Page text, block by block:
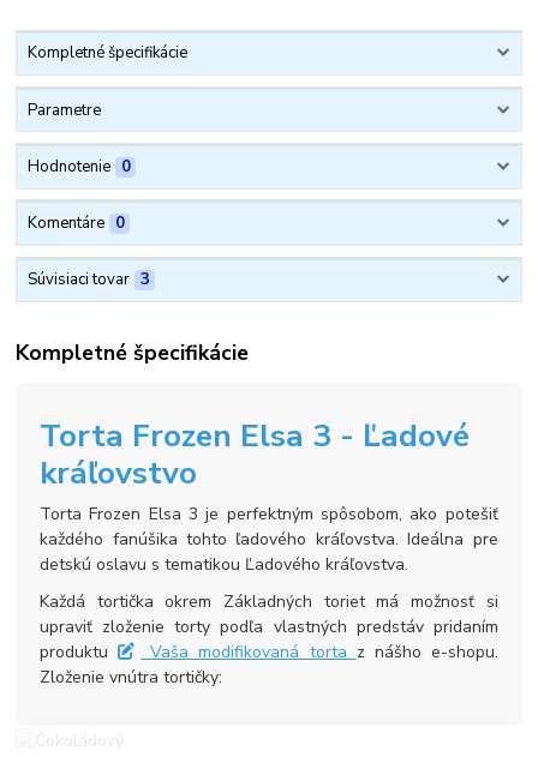
Kompletné špecifikácie
Parametre
Hodnotenie 0
Komentáre 0
Súvisiaci tovar 3
Kompletné špecifikácie
Torta Frozen Elsa 3 - Ľadové
kráľovstvo
Torta Frozen Elsa 3 je perfektným spôsobom, ako potešiť
každého fanúšika tohto ľadového kráľovstva. Ideálna pre
detskú oslavu s tematikou Ľadového kráľovstva.
Každá tortička okrem Základných toriet má možnosť si
upraviť zloženie torty podľa vlastných predstáv pridaním
produktu
Vaša modifikovaná torta z nášho e-shopu.
Zloženie vnútra tortičky: